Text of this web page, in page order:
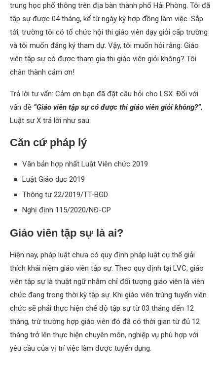
trung học phổ thông trên địa bàn thành phố Hải Phòng. Tôi đã
tập sự được 04 tháng, kể từ ngày ký hợp đồng làm việc. Sắp
tới, trường tôi có tổ chức hội thi giáo viên dạy giỏi cấp trường
và tôi muốn đăng ký tham dự. Vậy, tôi muốn hỏi rằng: Giáo
viên tập sự có được tham gia thi giáo viên giỏi không? Tôi
chân thành cảm ơn!
Trả lời tư vấn: Cảm ơn bạn đã đặt câu hỏi cho LSX. Đối với
vấn đề “Giáo viên tập sự có được thi giáo viên giỏi không?”,
Luật sư X trả lời như sau:
Căn cứ pháp lý
Văn bản hợp nhất Luật Viên chức 2019
Luật Giáo dục 2019
Thông tư 22/2019/TT-BGD
Nghị định 115/2020/NĐ-CP
Giáo viên tập sự là ai?
Hiện nay, pháp luật chưa có quy định pháp luật cụ thể giải
thích khái niệm giáo viên tập sự. Theo quy định tại LVC, giáo
viên tập sự là thuật ngữ nhằm chỉ đối tượng giáo viên là viên
chức đang trong thời kỳ tập sự. Khi giáo viên trúng tuyển viên
chức sẽ phải thực hiện chế độ tập sự từ 03 tháng đến 12
tháng, trừ trường hợp giáo viên đó đã có thời gian từ đủ 12
tháng trở lên thực hiện chuyên môn, nghiệp vụ phù hợp với
yêu cầu của vị trí việc làm được tuyển dụng.